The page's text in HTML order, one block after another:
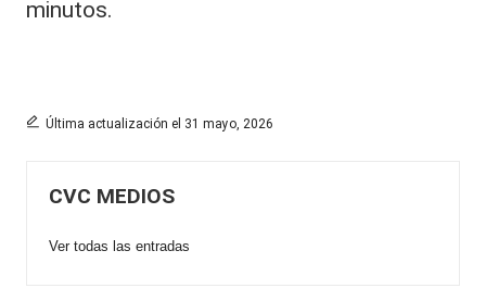
minutos.
Última actualización el 31 mayo, 2026
CVC MEDIOS
Ver todas las entradas